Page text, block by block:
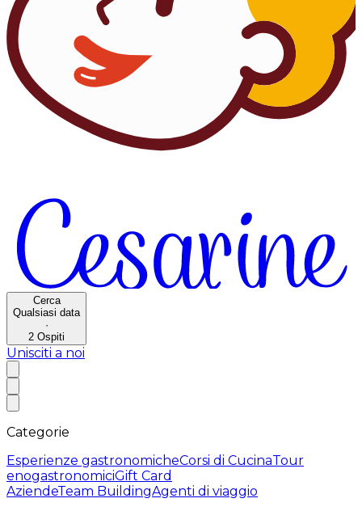
Cerca
Qualsiasi data
·
2 Ospiti
Unisciti a noi
Categorie
Esperienze gastronomicheCorsi di CucinaTour
enogastronomiciGift Card
AziendeTeam BuildingAgenti di viaggio